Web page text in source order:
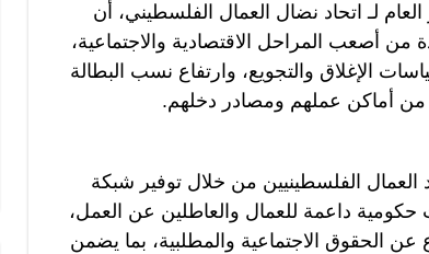
لـ اتحاد نضال العمال الفلسطيني، أن
من أصعب المراحل الاقتصادية والاجتماعية،
الإغلاق والتجويع، وارتفاع نسب البطالة
من أماكن عملهم ومصادر دخلهم.
الفلسطينيين من خلال توفير شبكة
داعمة للعمال والعاطلين عن العمل،
عن الحقوق الاجتماعية والمطلبية، بما يضمن